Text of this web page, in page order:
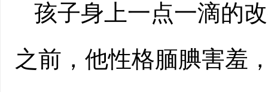
孩子身上一点一滴的
之前，他性格腼腆害羞